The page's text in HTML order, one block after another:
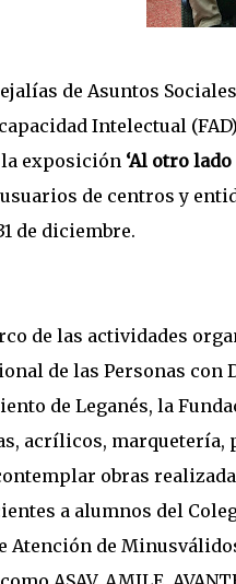
de Asuntos
Intelectual
exposición ‘Al otro lado
de centros y
de diciembre.
de las actividades
de las Personas con
de Leganés, la
acrílicos, marquetería,
obras
a alumnos del
Atención de